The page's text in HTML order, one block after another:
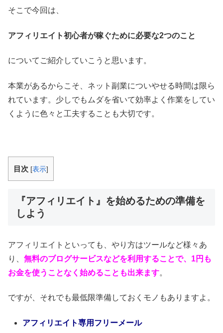
そこで今回は、
アフィリエイト初心者が稼ぐために必要な2つのこと
についてご紹介していこうと思います。
本業があるからこそ、ネット副業についやせる時間は限ら
れています。少しでもムダを省いて効率よく作業をしてい
くように色々と工夫することも大切です。
目次 [表示]
『アフィリエイト』を始めるための準備を
しよう
アフィリエイトといっても、やり方はツールなど様々あ
り、 無料のブログサービスなどを利用することで、1円も
お金を使うことなく始めることも出来ます。
ですが、それでも最低限準備しておくモノもありますよ。
アフィリエイト専用フリーメール